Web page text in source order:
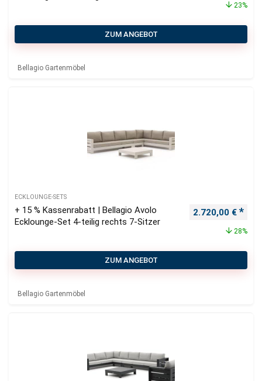
23%
ZUM ANGEBOT
Bellagio Gartenmöbel
ECKLOUNGE-SETS
+ 15 % Kassenrabatt | Bellagio Avolo
Ecklounge-Set 4-teilig rechts 7-Sitzer
Ursprünglicher
2.720,00 €
28%
ZUM ANGEBOT
Bellagio Gartenmöbel